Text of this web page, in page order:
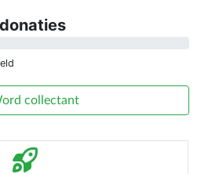
collectant